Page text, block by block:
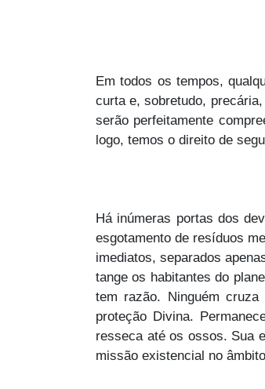
Em todos os tempos,
curta e, sobretudo,
serão perfeitamente
logo, temos o direito de
Há inúmeras portas dos
esgotamento de resíduos
imediatos, separados
tange os habitantes do
tem razão. Ninguém
proteção Divina.
resseca até os ossos. Sua
missão existencial no